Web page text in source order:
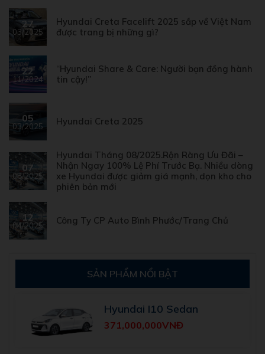
27
03/2025
Hyundai Creta Facelift 2025 sắp về Việt Nam
được trang bị những gì?
22
11/2024
“Hyundai Share & Care: Người bạn đồng hành
tin cậy!”
05
03/2025 Hyundai Creta 2025
07
08/2025
Hyundai Tháng 08/2025.Rộn Ràng Ưu Đãi –
Nhận Ngay 100% Lệ Phí Trước Bạ. Nhiều dòng
xe Hyundai được giảm giá mạnh, dọn kho cho
phiên bản mới
12
04/2025 Công Ty CP Auto Bình Phước/Trang Chủ
SẢN PHẨM NỔI BẬT
Hyundai I10 Sedan
371,000,000VNĐ